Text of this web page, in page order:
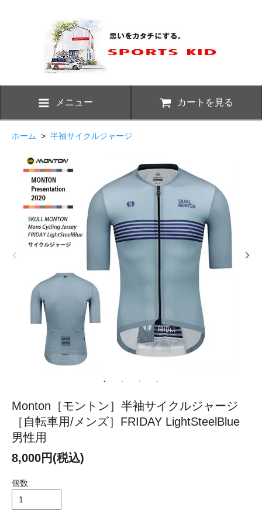
メニュー カートを見る
ホーム > 半袖サイクルジャージ
Monton［モントン］半袖サイクルジャージ
［自転車用/メンズ］FRIDAY LightSteelBlue
男性用
8,000円(税込)
個数